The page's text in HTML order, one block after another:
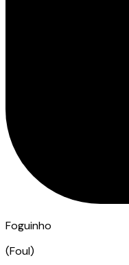
Foguinho
(Foul)